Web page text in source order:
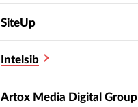
SiteUp
Intelsib
Artox Media Digital Group